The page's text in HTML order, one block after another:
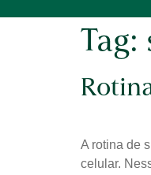
Tag:
A rotina de
celular.